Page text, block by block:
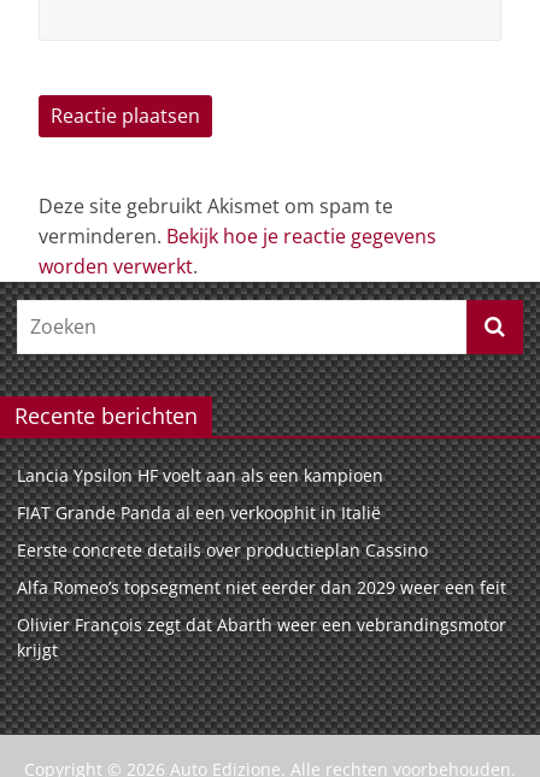
Deze site gebruikt Akismet om spam te
verminderen. Bekijk hoe je reactie gegevens
worden verwerkt.
Recente berichten
Lancia Ypsilon HF voelt aan als een kampioen
FIAT Grande Panda al een verkoophit in Italië
Eerste concrete details over productieplan Cassino
Alfa Romeo’s topsegment niet eerder dan 2029 weer een feit
Olivier François zegt dat Abarth weer een vebrandingsmotor
krijgt
Copyright © 2026 Auto Edizione. Alle rechten voorbehouden.